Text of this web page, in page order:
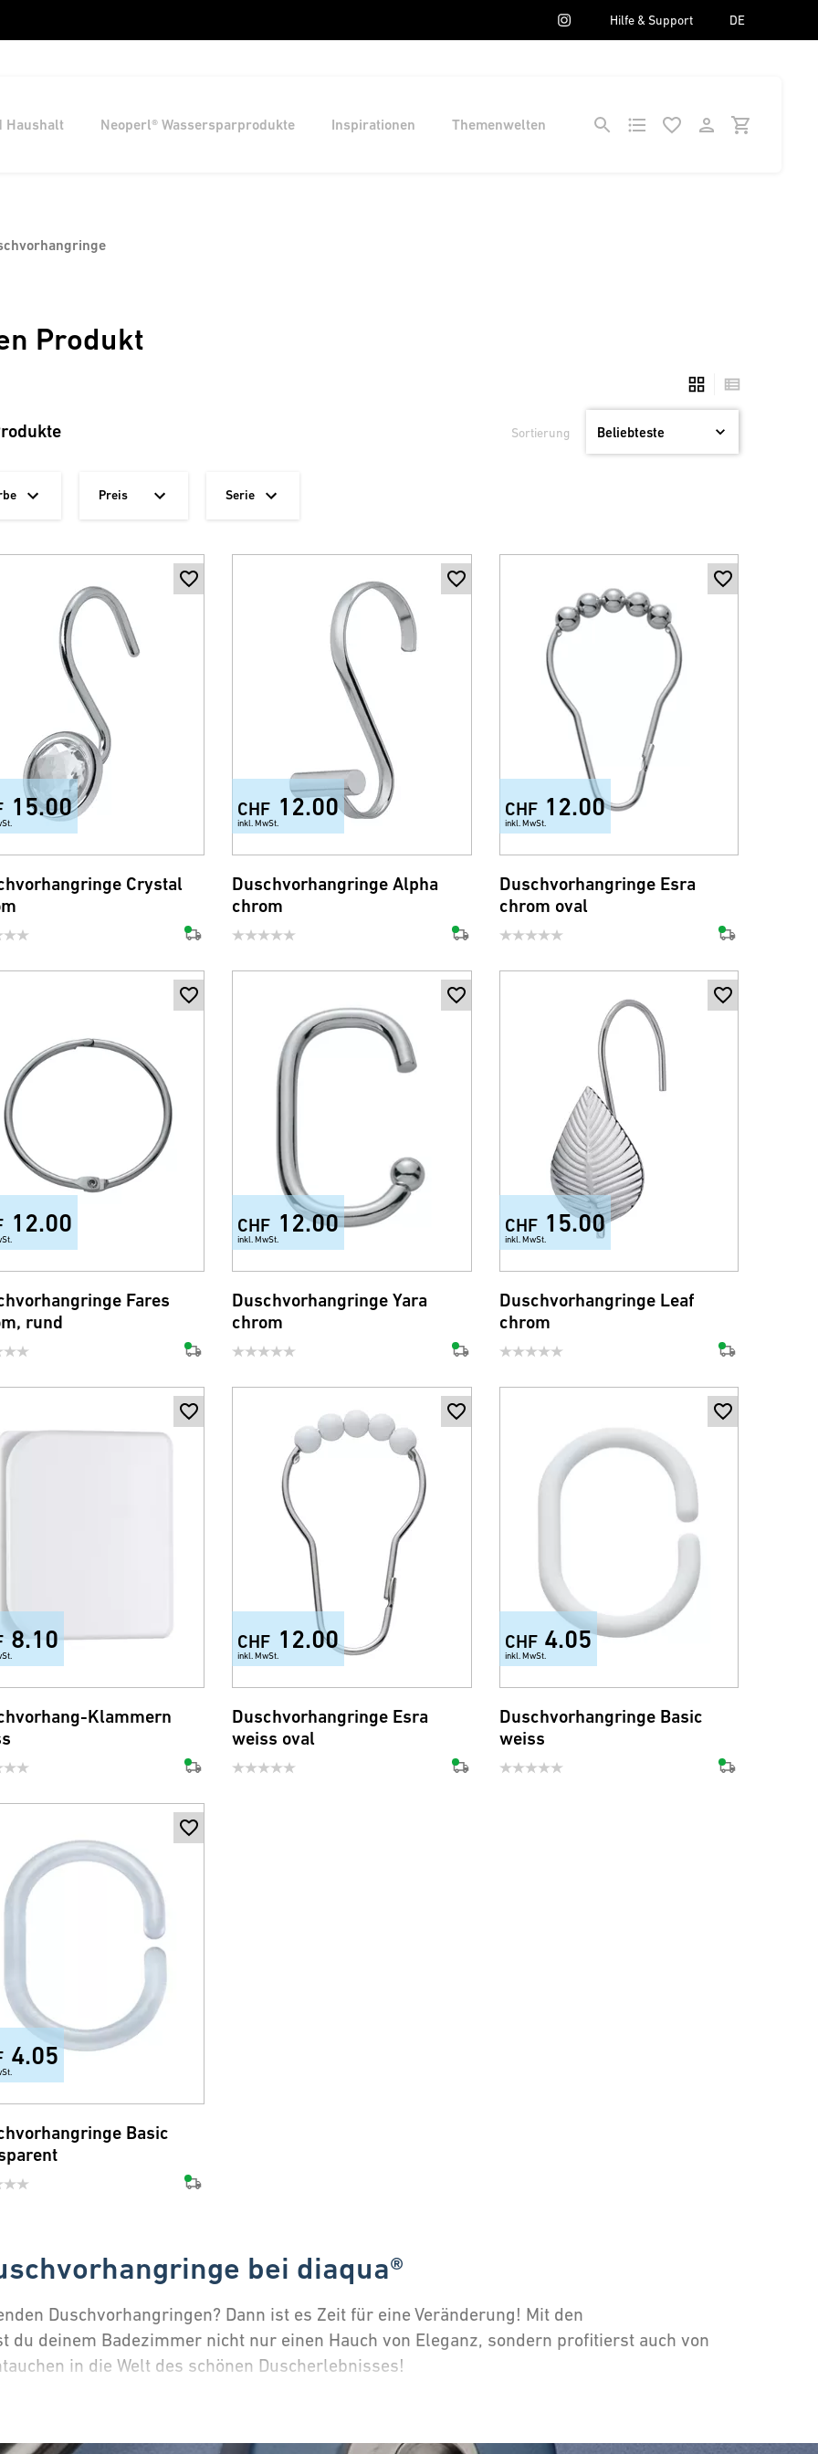
Hilfe & Support DE
Haushalt Neoperl® Wassersparprodukte Inspirationen Themenwelten
Produkt
Sortierung
Preis Serie
15.00
Crystal
CHF 12.00
inkl. MwSt.
Duschvorhangringe Alpha
chrom
CHF 12.00
inkl. MwSt.
Duschvorhangringe Esra
chrom oval
12.00
Fares
rund
CHF 12.00
inkl. MwSt.
Duschvorhangringe Yara
chrom
CHF 15.00
inkl. MwSt.
Duschvorhangringe Leaf
chrom
8.10
Klammern
CHF 12.00
inkl. MwSt.
Duschvorhangringe Esra
weiss oval
CHF 4.05
inkl. MwSt.
Duschvorhangringe Basic
weiss
4.05
Basic
bei diaqua®
Duschvorhangringen? Dann ist es Zeit für eine Veränderung! Mit den
du deinem Badezimmer nicht nur einen Hauch von Eleganz, sondern profitierst auch von
in die Welt des schönen Duscherlebnisses!
Metall oder Kunststoff?